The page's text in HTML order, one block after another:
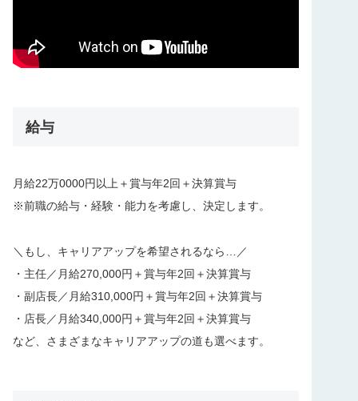
給与
月給22万0000円以上＋賞与年2回＋決算賞与
※前職の給与・経験・能力を考慮し、決定します。
＼もし、キャリアアップを希望されるなら…／
・主任／月給270,000円＋賞与年2回＋決算賞与
・副店長／月給310,000円＋賞与年2回＋決算賞与
・店長／月給340,000円＋賞与年2回＋決算賞与
など、さまざまなキャリアアップの道も選べます。